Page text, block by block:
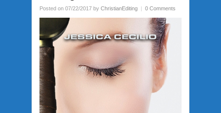
Posted on 07/22/2017 by ChristianEditing | 0 Comments